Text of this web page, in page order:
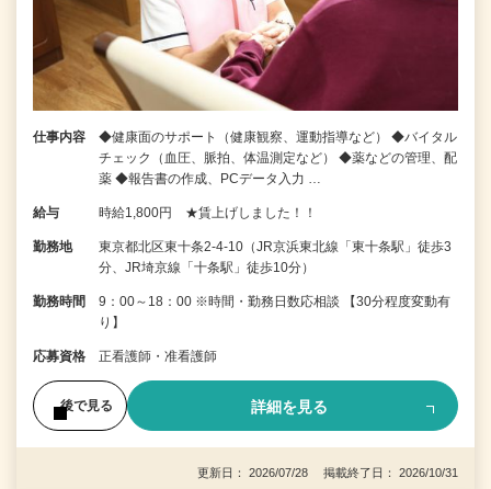
仕事内容
◆健康面のサポート（健康観察、運動指導など） ◆バイタル
チェック（血圧、脈拍、体温測定など） ◆薬などの管理、配
薬 ◆報告書の作成、PCデータ入力 …
給与 時給1,800円 ★賃上げしました！！
勤務地
東京都北区東十条2-4-10（JR京浜東北線「東十条駅」徒歩3
分、JR埼京線「十条駅」徒歩10分）
勤務時間
9：00～18：00 ※時間・勤務日数応相談 【30分程度変動有
り】
応募資格 正看護師・准看護師
後で見る 詳細を見る
更新日： 2026/07/28 掲載終了日： 2026/10/31